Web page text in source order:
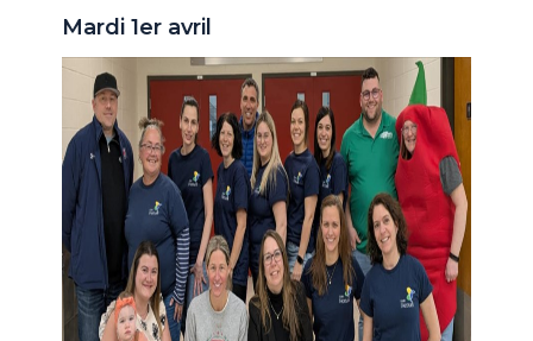
Mardi 1er avril